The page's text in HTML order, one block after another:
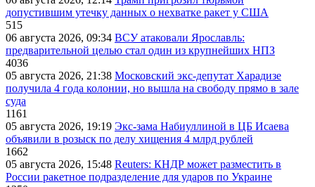
допустившим утечку данных о нехватке ракет у США
515
06 августа 2026, 09:34 ВСУ атаковали Ярославль:
предварительной целью стал один из крупнейших НПЗ
4036
05 августа 2026, 21:38 Московский экс-депутат Харадизе
получила 4 года колонии, но вышла на свободу прямо в зале
суда
1161
05 августа 2026, 19:19 Экс-зама Набиуллиной в ЦБ Исаева
объявили в розыск по делу хищения 4 млрд рублей
1662
05 августа 2026, 15:48 Reuters: КНДР может разместить в
России ракетное подразделение для ударов по Украине